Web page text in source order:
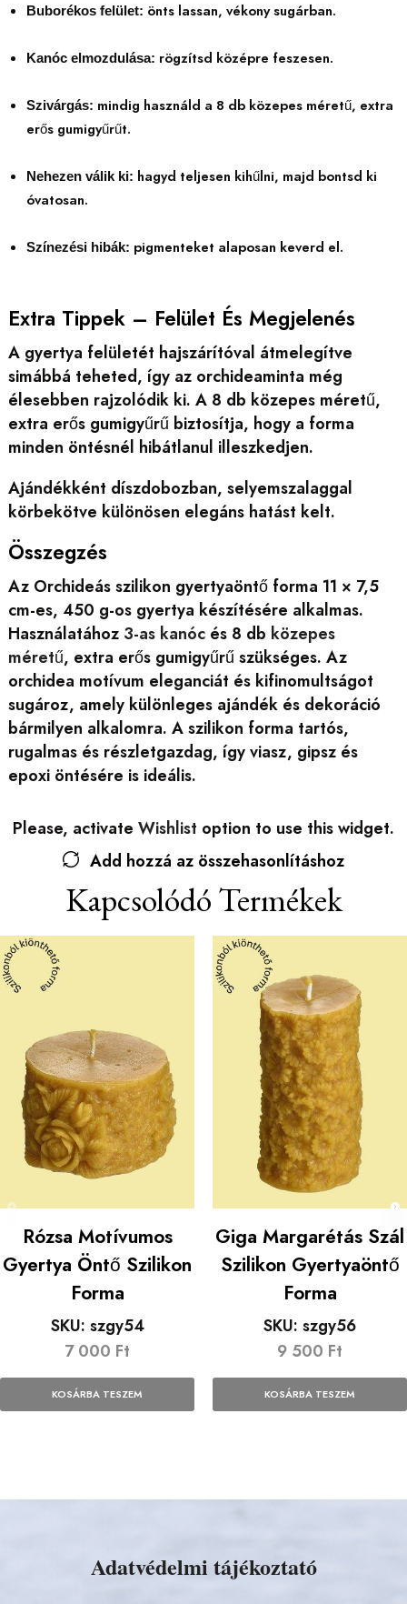
Buborékos felület: önts lassan, vékony sugárban.
Kanóc elmozdulása: rögzítsd középre feszesen.
Szivárgás: mindig használd a 8 db közepes méretű, extra
erős gumigyűrűt.
Nehezen válik ki: hagyd teljesen kihűlni, majd bontsd ki
óvatosan.
Színezési hibák: pigmenteket alaposan keverd el.
Extra Tippek – Felület És Megjelenés
A gyertya felületét hajszárítóval átmelegítve
simábbá teheted, így az orchideaminta még
élesebben rajzolódik ki. A 8 db közepes méretű,
extra erős gumigyűrű biztosítja, hogy a forma
minden öntésnél hibátlanul illeszkedjen.
Ajándékként díszdobozban, selyemszalaggal
körbekötve különösen elegáns hatást kelt.
Összegzés
Az Orchideás szilikon gyertyaöntő forma 11 × 7,5
cm-es, 450 g-os gyertya készítésére alkalmas.
Használatához 3-as kanócés 8 db közepes
méretű, extra erős gumigyűrű szükséges. Az
orchidea motívum eleganciát és kifinomultságot
sugároz, amely különleges ajándék és dekoráció
bármilyen alkalomra. A szilikon forma tartós,
rugalmas és részletgazdag, így viasz, gipsz és
epoxi öntésére is ideális.
Please, activate Wishlist option to use this widget.
Add hozzá az összehasonlításhoz
Kapcsolódó Termékek
Rózsa Motívumos
Gyertya Öntő Szilikon
Forma
SKU: szgy54
7 000 Ft
KOSÁRBA TESZEM
Giga Margarétás Szál
Szilikon Gyertyaöntő
Forma
SKU: szgy56
9 500 Ft
KOSÁRBA TESZEM
Adatvédelmi tájékoztató